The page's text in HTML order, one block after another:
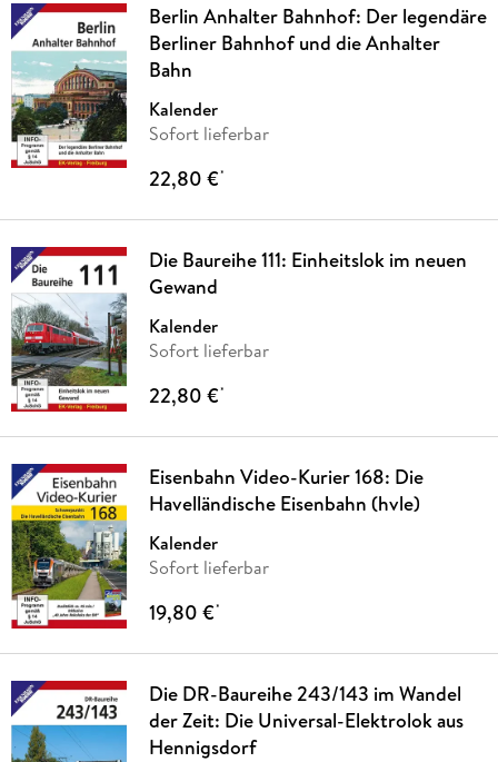
Berlin Anhalter Bahnhof: Der legendäre
Berliner Bahnhof und die Anhalter
Bahn
Kalender
Sofort lieferbar
22,80 €*
Die Baureihe 111: Einheitslok im neuen
Gewand
Kalender
Sofort lieferbar
22,80 €*
Eisenbahn Video-Kurier 168: Die
Havelländische Eisenbahn (hvle)
Kalender
Sofort lieferbar
19,80 €*
Die DR-Baureihe 243/143 im Wandel
der Zeit: Die Universal-Elektrolok aus
Hennigsdorf